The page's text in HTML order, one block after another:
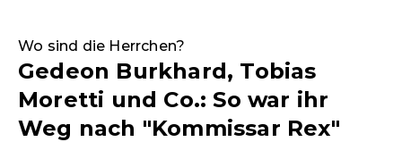
Wo sind die Herrchen?
Gedeon Burkhard, Tobias
Moretti und Co.: So war ihr
Weg nach "Kommissar Rex"